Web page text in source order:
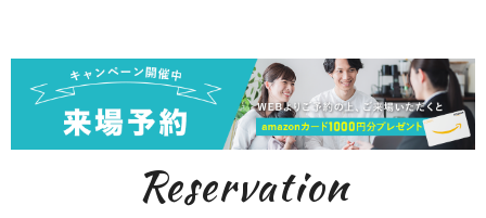
Reservation